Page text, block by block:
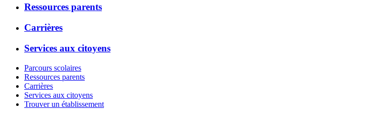
Ressources parents
Carrières
Services aux citoyens
Parcours scolaires
Ressources parents
Carrières
Services aux citoyens
Trouver un établissement